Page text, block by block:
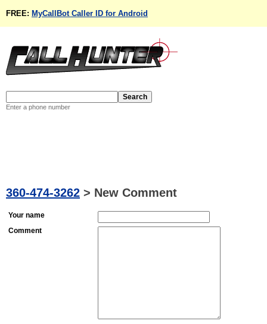
FREE: MyCallBot Caller ID for Android
Enter a phone number
360-474-3262 > New Comment
Your name
Comment